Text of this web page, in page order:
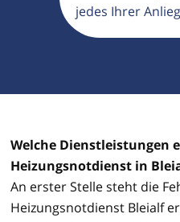
jedes Ihrer
Welche Dienstleistungen
Heizungsnotdienst in
An erster Stelle steht die
Heizungsnotdienst Bleialf